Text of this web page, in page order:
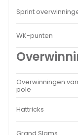
Sprint
WK-punten
Overwinningen
pole
Hattricks